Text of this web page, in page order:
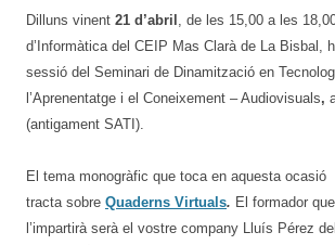
Dilluns vinent 21 d’abril , de les 15,00 a les
d’Informàtica del CEIP Mas Clarà de La Bisbal,
sessió del Seminari de Dinamització en
l’Aprenentatge i el Coneixement – Audiovisuals,
(antigament SATI).
El tema monogràfic que toca en aquesta ocasió
tracta sobre Quaderns Virtuals. El formador que
l’impartirà serà el vostre company Lluís Pérez del